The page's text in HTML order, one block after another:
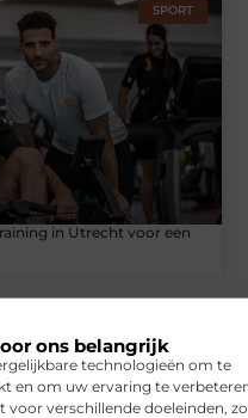
ons belangrijk
technologieën om te
en om uw ervaring te
voor verschillende doeleinden,
SPORT
in Utrecht voor een
WONINGEN